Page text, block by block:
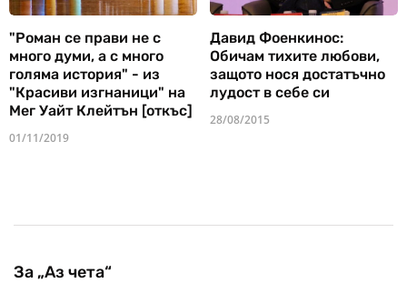
"Роман се прави не с
много думи, а с много
голяма история" - из
"Красиви изгнаници" на
Мег Уайт Клейтън [откъс]
01/11/2019
Давид Фоенкинос:
Обичам тихите любови,
защото нося достатъчно
лудост в себе си
28/08/2015
За „Аз чета“